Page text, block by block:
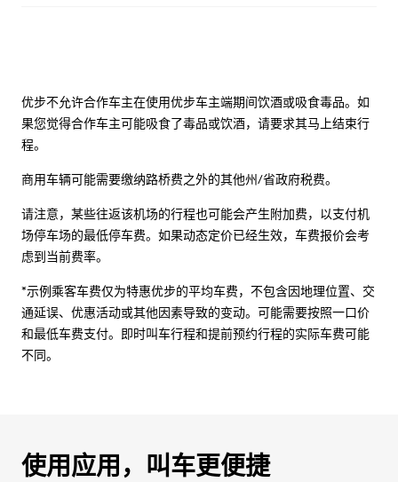
优步不允许合作车主在使用优步车主端期间饮酒或吸食毒品。如
果您觉得合作车主可能吸食了毒品或饮酒，请要求其马上结束行
程。
商用车辆可能需要缴纳路桥费之外的其他州/省政府税费。
请注意，某些往返该机场的行程也可能会产生附加费，以支付机
场停车场的最低停车费。如果动态定价已经生效，车费报价会考
虑到当前费率。
*示例乘客车费仅为特惠优步的平均车费，不包含因地理位置、交
通延误、优惠活动或其他因素导致的变动。可能需要按照一口价
和最低车费支付。即时叫车行程和提前预约行程的实际车费可能
不同。
使用应用，叫车更便捷